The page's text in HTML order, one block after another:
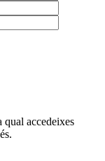
qual accedeixes